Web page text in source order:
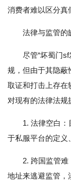
消费者难以区分真
法律与监管的
尽管“坏蜀门
规，但由于其隐蔽
取证和打击上存在
对现有的法律法规
1. 法律空白
于私服平台的定义
2. 跨国监管
地址来逃避监管，